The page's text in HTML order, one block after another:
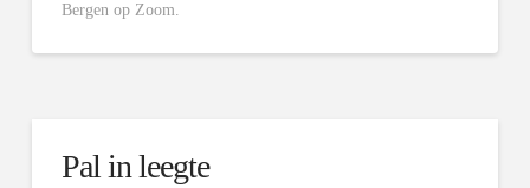
Bergen op Zoom.
Pal in leegte